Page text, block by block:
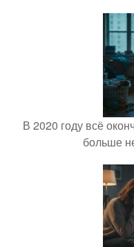
В 2020 году всё
больше